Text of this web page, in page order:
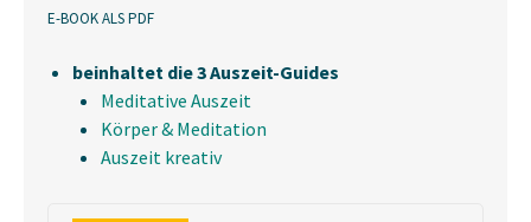
E-BOOK ALS PDF
beinhaltet die 3 Auszeit-Guides
Meditative Auszeit
Körper & Meditation
Auszeit kreativ